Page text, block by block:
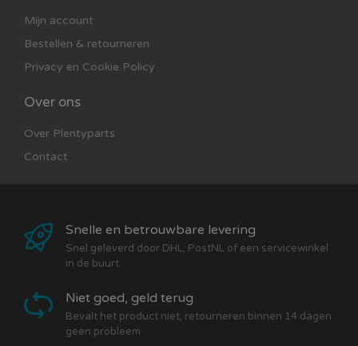
Mijn account
Bestellen & retourneren
Privacy en Cookie Policy
Over ons
Over Plentyparts
Contact
Snelle en betrouwbare levering
Snel geleverd door DHL, PostNL of een servicewinkel
in de buurt
Niet goed, geld terug
Bevalt het product niet, retourneren binnen 14 dagen
geen probleem